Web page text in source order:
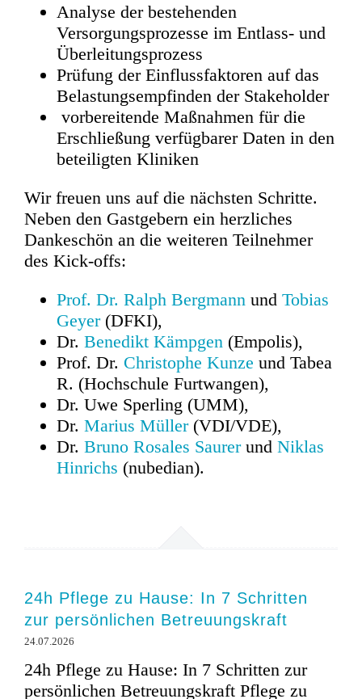
Analyse der bestehenden
Versorgungsprozesse im Entlass- und
Überleitungsprozess
Prüfung der Einflussfaktoren auf das
Belastungsempfinden der Stakeholder
vorbereitende Maßnahmen für die
Erschließung verfügbarer Daten in den
beteiligten Kliniken
Wir freuen uns auf die nächsten Schritte.
Neben den Gastgebern ein herzliches
Dankeschön an die weiteren Teilnehmer
des Kick-offs:
Prof. Dr. Ralph Bergmann und Tobias
Geyer(DFKI),
Dr. Benedikt Kämpgen (Empolis),
Prof. Dr. Christophe Kunze und Tabea
R. (Hochschule Furtwangen),
Dr. Uwe Sperling (UMM),
Dr. Marius Müller(VDI/VDE),
Dr. Bruno Rosales Saurerund Niklas
Hinrichs (nubedian).
24h Pflege zu Hause: In 7 Schritten
zur persönlichen Betreuungskraft
24.07.2026
24h Pflege zu Hause: In 7 Schritten zur
persönlichen Betreuungskraft Pflege zu